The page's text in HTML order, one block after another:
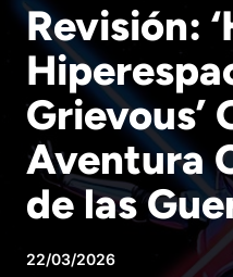
Revisión:
Grievous’
Aventura
de las
22/03/2026